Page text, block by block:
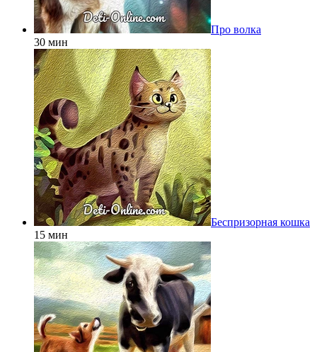
Про волка
30 мин
Беспризорная кошка
15 мин